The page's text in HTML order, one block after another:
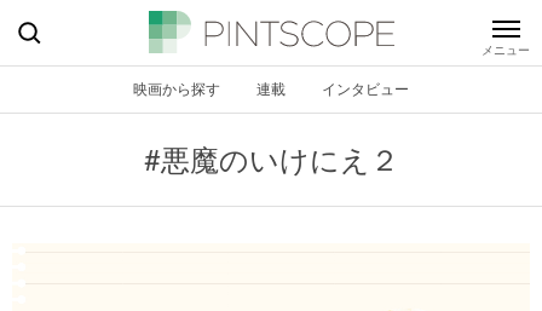
映画から探す 連載 インタビュー
#悪魔のいけにえ２